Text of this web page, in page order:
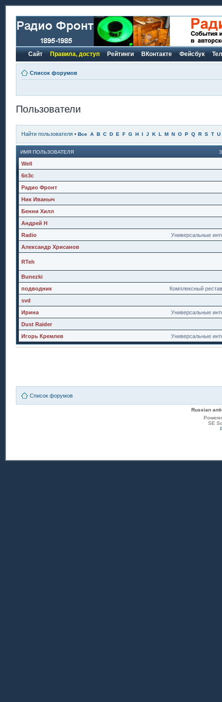
Сайт Правила, доступ Рейтинги ВКонтакте Фейсбук
Список форумов
Пользователи
Найти пользователя • Все A B C D E F G H I J K L M N O P Q R S T U
ИМЯ ПОЛЬЗОВАТЕЛЯ
Well
6п3с
Радио Фронт
Ник Иваныч
Бенни Хилл
Андрей Н
Универсальные
Radio
Александр Хрисанов
RTeh
Bunezki
Комплексный
подводник
svd
Универсальные
Ирина
Dust Raider
Универсальные
Игорь Кремлев
Список форумов
Russian
SE